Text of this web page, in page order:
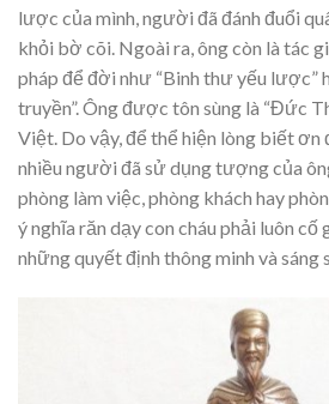
lược của mình, người đã đánh đuổi
khỏi bờ cõi. Ngoài ra, ông còn là tác
pháp để đời như “Binh thư yếu lược”
truyền”. Ông được tôn sùng là “Đức
Việt. Do vậy, để thể hiện lòng biết
nhiều người đã sử dụng tượng của
phòng làm việc, phòng khách hay
ý nghĩa răn dạy con cháu phải luôn cố
những quyết định thông minh và sáng